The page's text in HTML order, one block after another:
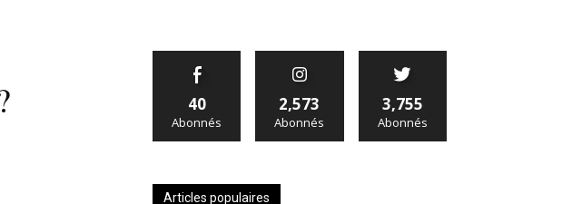
40
Abonnés
2,573
Abonnés
3,755
Abonnés
Articles populaires